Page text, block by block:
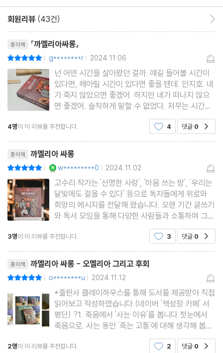
회원리뷰 (43건)
종이책 『까멜리아싸롱』
| g********r | 2024.11.06
넌 어떤 시간을 살아왔던 걸까. 얘길 들어볼 시간이
있다면, 헤아릴 시간이 있다면 좋을 텐데. 안지호. 네
가 죽지 않았으면 좋겠어. 하지만 네가 떠나지 않으
면 좋겠어. 솔직하게 말할 수 없었다. 저무는 시간과
서투른 마음이 속상하고 미안해서 핑그르르 눈물이
돌았다. 머지않아 혼자 남겨질 나는 두고두고 후회하
기들을 도깨비에서
4명이 이 리뷰를 추천합니다. 4 댓글 0
종이책 까멜리아 싸롱
| w*********0 | 2024.11.02
고수리 작가는 '선명한 사랑', '마음 쓰는 밤', '우리는
달빛에도 걸을 수 있다' 등으로 독자들에게 위로와
희망의 메시지를 전달해 왔습니다. 오랜 기간 글쓰기
와 독서 모임을 통해 다양한 사람들과 소통하며 그들
의 이야기를 경청해온 작가는, 각기 다른 배경을 지
닌 사람들이 서로에게 전하는 치유의 가능성을 "까멜
첫 장편소설로,
3명이 이 리뷰를 추천합니다. 3 댓글 0
종이책 까멜리아 싸롱 - 오멜리아 그리고 후회
| o********u | 2024.11.12
*출판사 클레이하우스를 통해 도서를 제공받아 직접
읽어보고 작성하였습니다.(네이버 '책성장 카페' 서
평단) ?1. 죽음에서 '사는 이유'를 봅니다.첫눈에서
죽음으로. 사는 동안 '죽는 고통'에 대해 생각해 봅니
다. 삶과 인생이 같으며 다른 말이라고 할 때, 죽음과
고통은 비슷하기라도 할까요? 죽은 이들의 밤에서
2명이 이 리뷰를 추천합니다. 2 댓글 0